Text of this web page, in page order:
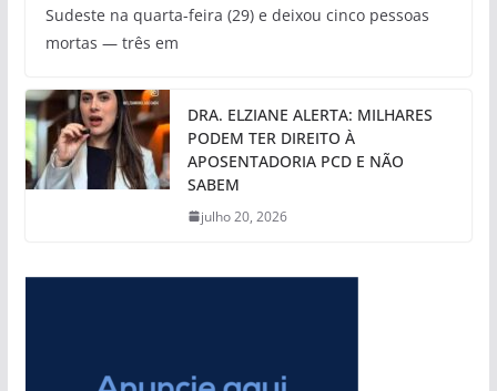
Sudeste na quarta-feira (29) e deixou cinco pessoas
mortas — três em
DRA. ELZIANE ALERTA: MILHARES
PODEM TER DIREITO À
APOSENTADORIA PCD E NÃO
SABEM
julho 20, 2026